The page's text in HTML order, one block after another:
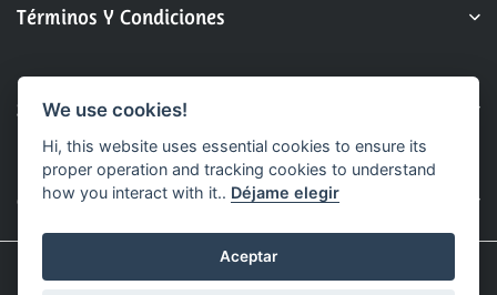
Términos Y Condiciones
Sobre Nosotros
Contacto
© 2025 CasaSmart.uy. Todos Los Derechos Reservados.
We use cookies!
Hi, this website uses essential cookies to ensure its
proper operation and tracking cookies to understand
how you interact with it.. Déjame elegir
Aceptar